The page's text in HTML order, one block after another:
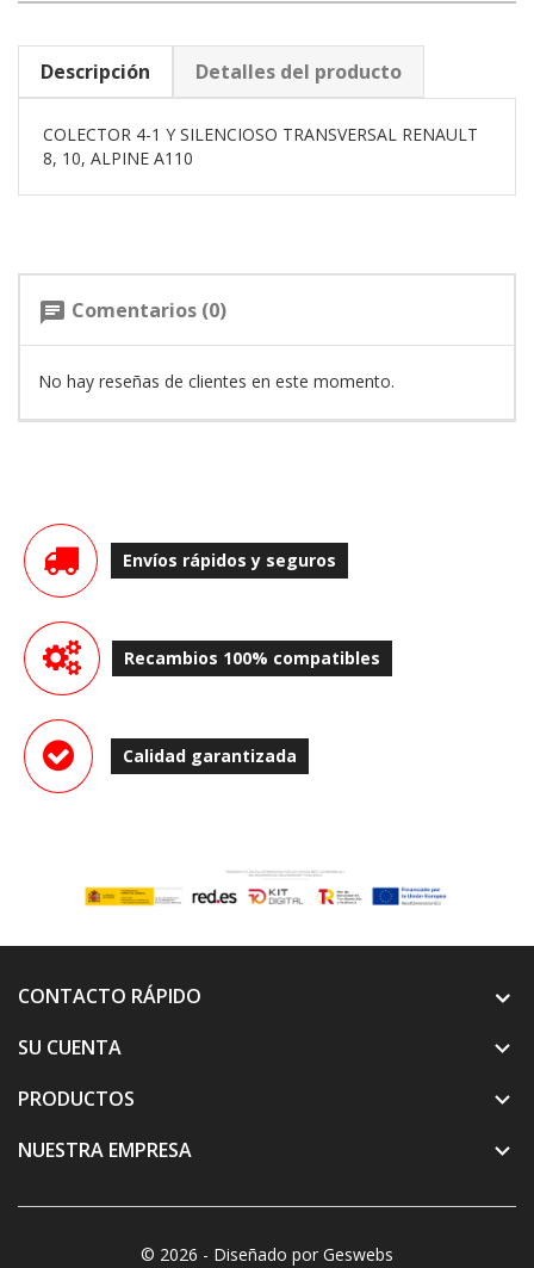
Descripción Detalles del producto
COLECTOR 4-1 Y SILENCIOSO TRANSVERSAL RENAULT
8, 10, ALPINE A110
chat Comentarios (0)
No hay reseñas de clientes en este momento.
Envíos rápidos y seguros
Recambios 100% compatibles
Calidad garantizada
CONTACTO RÁPIDO
SU CUENTA

PRODUCTOS 
NUESTRA EMPRESA 
© 2026 - Diseñado por Geswebs